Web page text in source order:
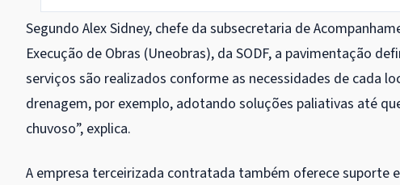
Segundo Alex Sidney, chefe da subsecretaria de
Execução de Obras (Uneobras), da SODF, a pavimentação
serviços são realizados conforme as necessidades de cada
drenagem, por exemplo, adotando soluções paliativas até
chuvoso”, explica.
A empresa terceirizada contratada também oferece suporte